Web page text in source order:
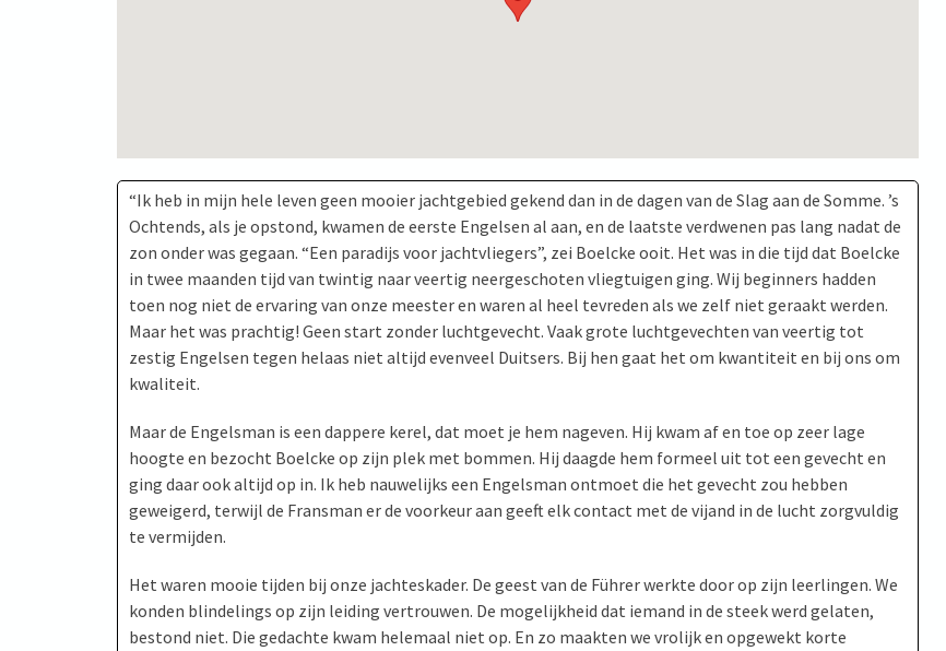
“Ik heb in mijn hele leven geen mooier jachtgebied gekend dan in de dagen van de Slag aan de Somme. ’s
Ochtends, als je opstond, kwamen de eerste Engelsen al aan, en de laatste verdwenen pas lang nadat de
zon onder was gegaan. “Een paradijs voor jachtvliegers”, zei Boelcke ooit. Het was in die tijd dat Boelcke
in twee maanden tijd van twintig naar veertig neergeschoten vliegtuigen ging. Wij beginners hadden
toen nog niet de ervaring van onze meester en waren al heel tevreden als we zelf niet geraakt werden.
Maar het was prachtig! Geen start zonder luchtgevecht. Vaak grote luchtgevechten van veertig tot
zestig Engelsen tegen helaas niet altijd evenveel Duitsers. Bij hen gaat het om kwantiteit en bij ons om
kwaliteit.
Maar de Engelsman is een dappere kerel, dat moet je hem nageven. Hij kwam af en toe op zeer lage
hoogte en bezocht Boelcke op zijn plek met bommen. Hij daagde hem formeel uit tot een gevecht en
ging daar ook altijd op in. Ik heb nauwelijks een Engelsman ontmoet die het gevecht zou hebben
geweigerd, terwijl de Fransman er de voorkeur aan geeft elk contact met de vijand in de lucht zorgvuldig
te vermijden.
Het waren mooie tijden bij onze jachteskader. De geest van de Führer werkte door op zijn leerlingen. We
konden blindelings op zijn leiding vertrouwen. De mogelijkheid dat iemand in de steek werd gelaten,
bestond niet. Die gedachte kwam helemaal niet op. En zo maakten we vrolijk en opgewekt korte